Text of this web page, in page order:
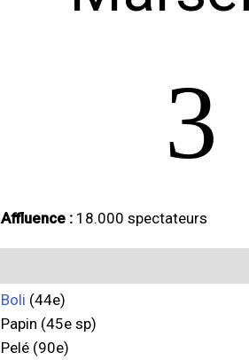
3
Affluence : 18.000 spectateurs
Boli (44e)
Papin (45e sp)
Pelé (90e)